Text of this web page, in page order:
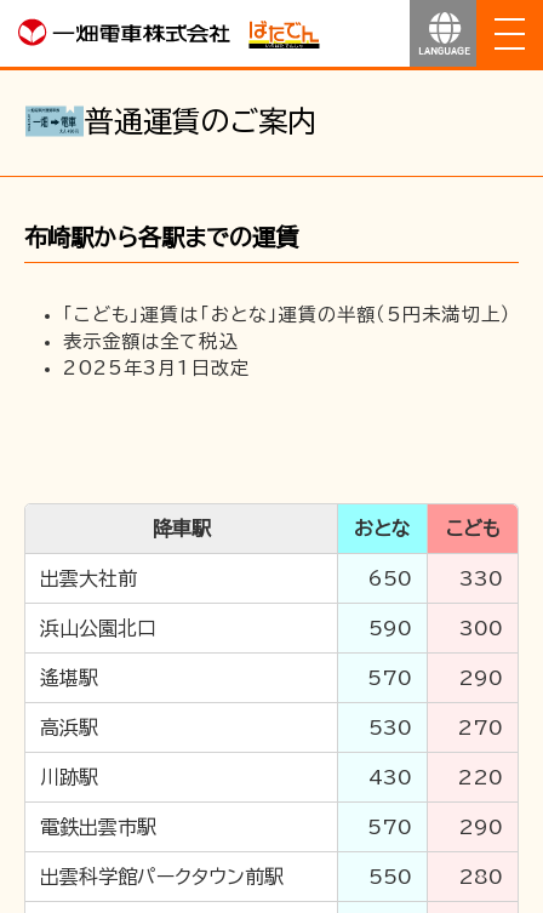
ホーム
運行のご案内
運賃のご案内
お得なきっぷ
沿線マップ
企業情報
採用情報
一畑電車の社会的責任について
一畑電車国民保護業務計画（PDF）
SDGsの取り組み
広告掲出
普通運賃のご案内
布崎駅から各駅までの運賃
「こども」運賃は「おとな」運賃の半額（5円未満切上）
表示金額は全て税込
2025年3月1日改定
降車駅 おとな こども
出雲大社前 650 330
浜山公園北口 590 300
遙堪駅 570 290
高浜駅 530 270
川跡駅 430 220
電鉄出雲市駅 570 290
出雲科学館パークタウン前駅 550 280